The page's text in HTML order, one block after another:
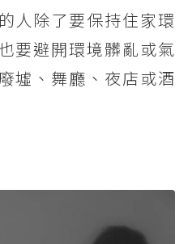
人除了要保持住家環
要避開環境髒亂或氣
墟、舞廳、夜店或酒